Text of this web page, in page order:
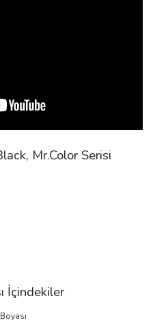
Mr.Color Serisi
İçindekiler